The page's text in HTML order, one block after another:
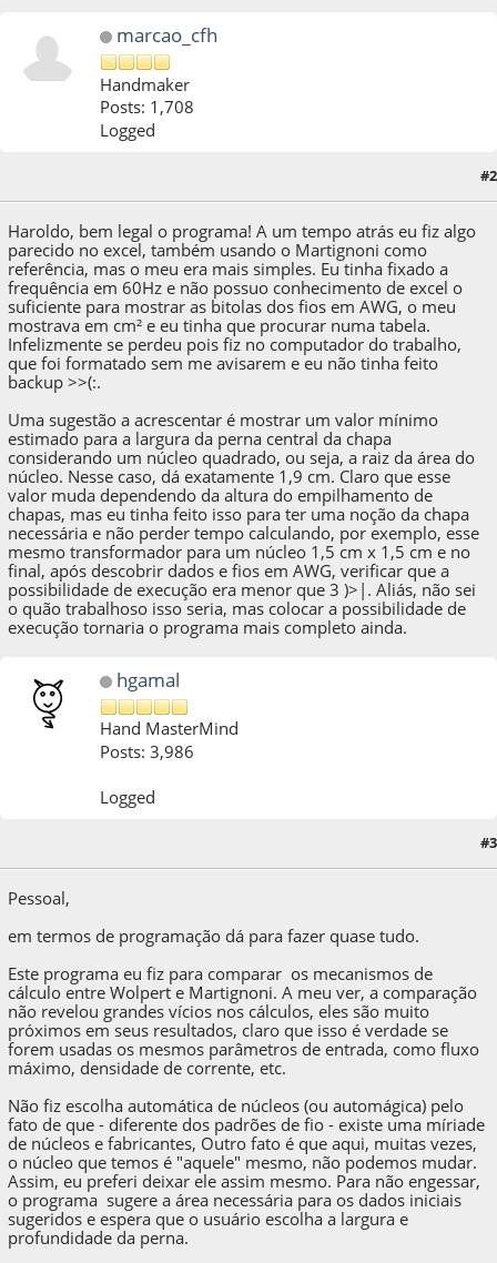
marcao_cfh
Handmaker
Posts: 1,708
Logged
#2
Haroldo, bem legal o programa! A um tempo atrás eu fiz algo
parecido no excel, também usando o Martignoni como
referência, mas o meu era mais simples. Eu tinha fixado a
frequência em 60Hz e não possuo conhecimento de excel o
suficiente para mostrar as bitolas dos fios em AWG, o meu
mostrava em cm² e eu tinha que procurar numa tabela.
Infelizmente se perdeu pois fiz no computador do trabalho,
que foi formatado sem me avisarem e eu não tinha feito
backup >>(:.
Uma sugestão a acrescentar é mostrar um valor mínimo
estimado para a largura da perna central da chapa
considerando um núcleo quadrado, ou seja, a raiz da área do
núcleo. Nesse caso, dá exatamente 1,9 cm. Claro que esse
valor muda dependendo da altura do empilhamento de
chapas, mas eu tinha feito isso para ter uma noção da chapa
necessária e não perder tempo calculando, por exemplo, esse
mesmo transformador para um núcleo 1,5 cm x 1,5 cm e no
final, após descobrir dados e fios em AWG, verificar que a
possibilidade de execução era menor que 3 )>|. Aliás, não sei
o quão trabalhoso isso seria, mas colocar a possibilidade de
execução tornaria o programa mais completo ainda.
hgamal
Hand MasterMind
Posts: 3,986
Logged
#3
Pessoal,
em termos de programação dá para fazer quase tudo.
Este programa eu fiz para comparar os mecanismos de
cálculo entre Wolpert e Martignoni. A meu ver, a comparação
não revelou grandes vícios nos cálculos, eles são muito
próximos em seus resultados, claro que isso é verdade se
forem usadas os mesmos parâmetros de entrada, como fluxo
máximo, densidade de corrente, etc.
Não fiz escolha automática de núcleos (ou automágica) pelo
fato de que - diferente dos padrões de fio - existe uma míriade
de núcleos e fabricantes, Outro fato é que aqui, muitas vezes,
o núcleo que temos é "aquele" mesmo, não podemos mudar.
Assim, eu preferi deixar ele assim mesmo. Para não engessar,
o programa sugere a área necessária para os dados iniciais
sugeridos e espera que o usuário escolha a largura e
profundidade da perna.